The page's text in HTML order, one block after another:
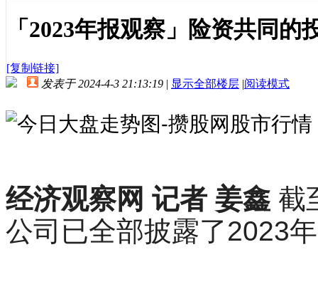
「2023年报观察」险资共同
[复制链接]
发表于 2024-4-3 21:13:19 | 显示全部楼层 |阅读模式
经济观察网 记者 姜鑫 截
公司已全部披露了2023